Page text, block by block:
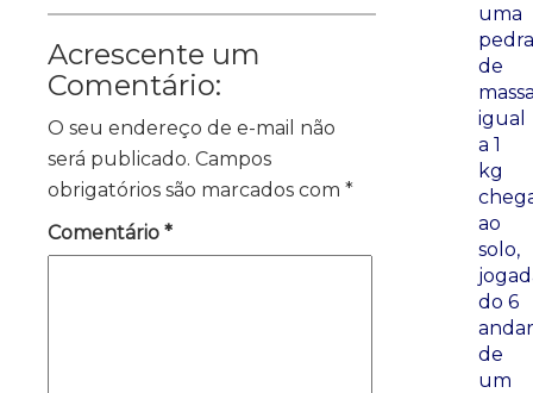
Acrescente um
Comentário:
O seu endereço de e-mail não
será publicado. Campos
obrigatórios são marcados com *
Comentário *
uma
pedra
de
igual
a 1
kg
ao
solo,
do 6
andar
de
um